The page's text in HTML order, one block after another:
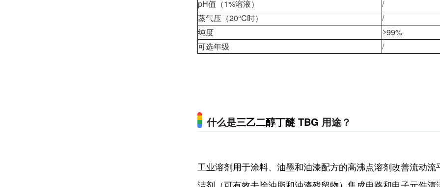
pH值（1%溶液）
/
蒸气压（20°C时）
/
纯度
≥99%
可选年级
/
什么是三乙二醇丁醚 TBG 用途？
工业溶剂用于涂料、油墨和油漆配方的高沸点溶剂改善流动流